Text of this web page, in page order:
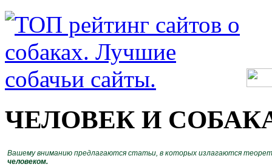
ЧЕЛОВЕК И
Вашему вниманию предлагаются статьи, в которых излагаются
человеком.